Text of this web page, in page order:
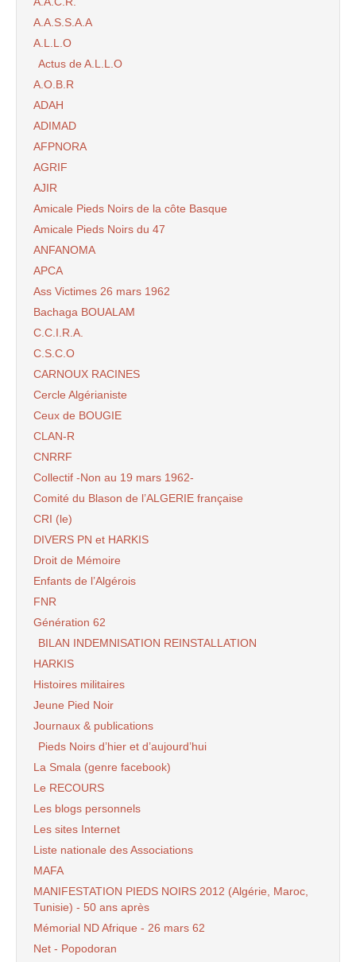
A.A.S.S.A.A
A.L.L.O
Actus de A.L.L.O
A.O.B.R
ADAH
ADIMAD
AFPNORA
AGRIF
AJIR
Amicale Pieds Noirs de la côte Basque
Amicale Pieds Noirs du 47
ANFANOMA
APCA
Ass Victimes 26 mars 1962
Bachaga BOUALAM
C.C.I.R.A.
C.S.C.O
CARNOUX RACINES
Cercle Algérianiste
Ceux de BOUGIE
CLAN-R
CNRRF
Collectif -Non au 19 mars 1962-
Comité du Blason de l’ALGERIE française
CRI (le)
DIVERS PN et HARKIS
Droit de Mémoire
Enfants de l’Algérois
FNR
Génération 62
BILAN INDEMNISATION REINSTALLATION
HARKIS
Histoires militaires
Jeune Pied Noir
Journaux & publications
Pieds Noirs d’hier et d’aujourd’hui
La Smala (genre facebook)
Le RECOURS
Les blogs personnels
Les sites Internet
Liste nationale des Associations
MAFA
MANIFESTATION PIEDS NOIRS 2012 (Algérie, Maroc,
Tunisie) - 50 ans après
Mémorial ND Afrique - 26 mars 62
Net - Popodoran